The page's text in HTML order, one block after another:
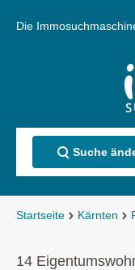
Die
Suche
Startseite Kärnten
14